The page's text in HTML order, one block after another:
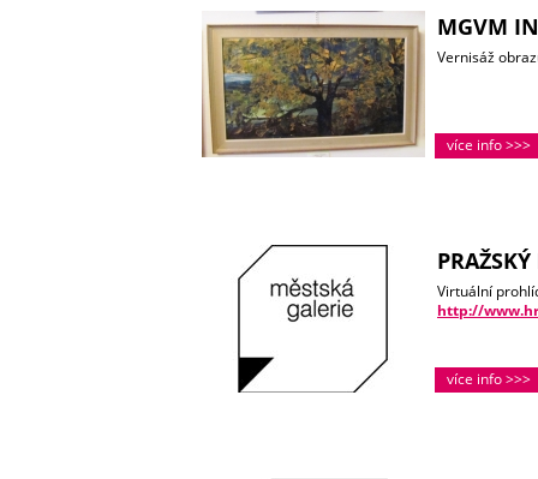
MGVM
Vernisáž
více info >>>
Virtuální
http://
více info >>>